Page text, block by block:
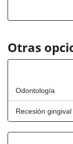
Otras
Odontología
Recesión gingival